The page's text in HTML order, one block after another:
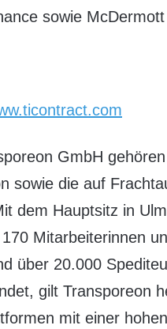
sowie
GmbH
sowie die auf
dem Hauptsitz in
Mitarbeiterinnen
über 20.000
gilt Transporeon
mit einer